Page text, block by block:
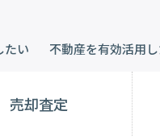
たい 不動産を有効活用
売却査定